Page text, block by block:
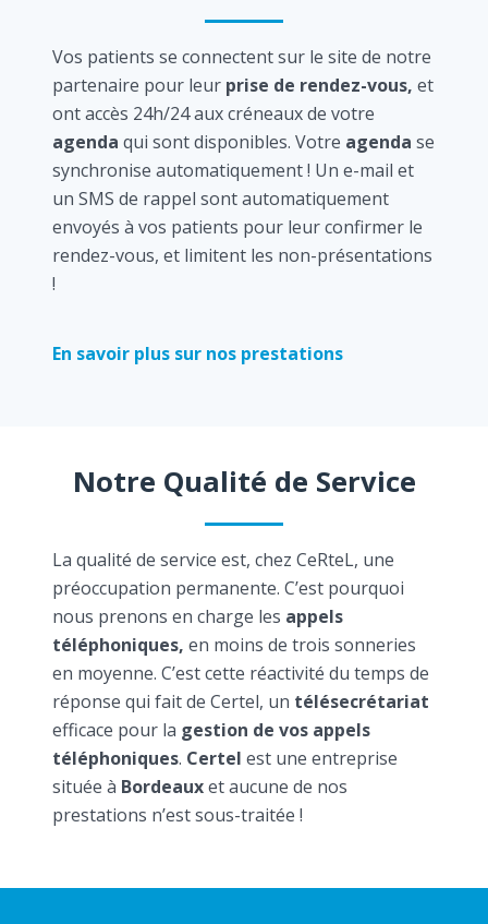
Vos patients se connectent sur le site de notre
partenaire pour leur prise de rendez-vous, et
ont accès 24h/24 aux créneaux de votre
agenda qui sont disponibles. Votre agenda se
synchronise automatiquement ! Un e-mail et
un SMS de rappel sont automatiquement
envoyés à vos patients pour leur confirmer le
rendez-vous, et limitent les non-présentations
!
En savoir plus sur nos prestations
Notre Qualité de Service
La qualité de service est, chez CeRteL, une
préoccupation permanente. C’est pourquoi
nous prenons en charge les appels
téléphoniques, en moins de trois sonneries
en moyenne. C’est cette réactivité du temps de
réponse qui fait de Certel, un télésecrétariat
efficace pour la gestion de vos appels
téléphoniques. Certel est une entreprise
située à Bordeauxet aucune de nos
prestations n’est sous-traitée !